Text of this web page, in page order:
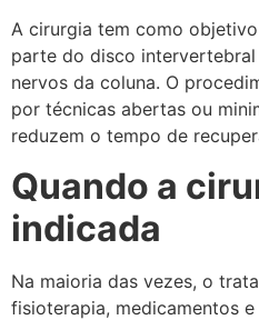
A cirurgia tem como
parte do disco
nervos da coluna. O
por técnicas abertas ou
reduzem o tempo de
Quando a
indicada
Na maioria das vezes, o
fisioterapia, medicamentos